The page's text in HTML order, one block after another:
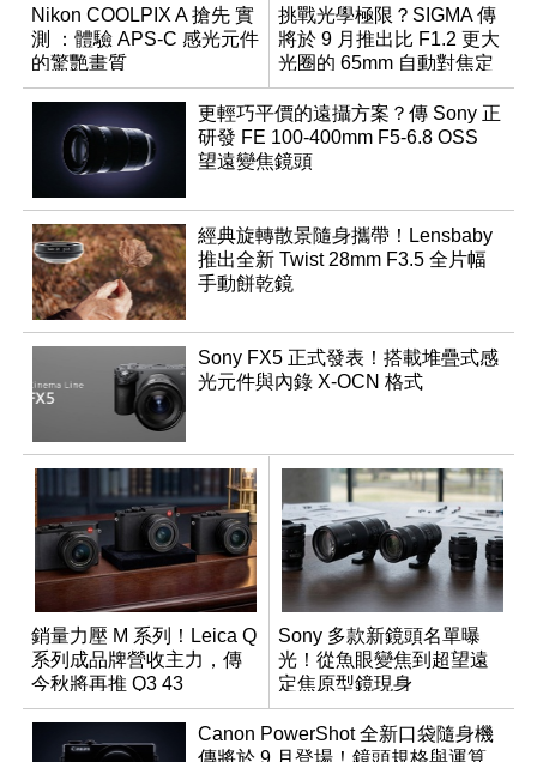
Nikon COOLPIX A 搶先 實
測 ：體驗 APS-C 感光元件
的驚艷畫質
挑戰光學極限？SIGMA 傳
將於 9 月推出比 F1.2 更大
光圈的 65mm 自動對焦定
焦鏡
更輕巧平價的遠攝方案？傳 Sony 正
研發 FE 100-400mm F5-6.8 OSS
望遠變焦鏡頭
經典旋轉散景隨身攜帶！Lensbaby
推出全新 Twist 28mm F3.5 全片幅
手動餅乾鏡
Sony FX5 正式發表！搭載堆疊式感
光元件與內錄 X-OCN 格式
銷量力壓 M 系列！Leica Q
系列成品牌營收主力，傳
今秋將再推 Q3 43
Monochrom
Sony 多款新鏡頭名單曝
光！從魚眼變焦到超望遠
定焦原型鏡現身
Canon PowerShot 全新口袋隨身機